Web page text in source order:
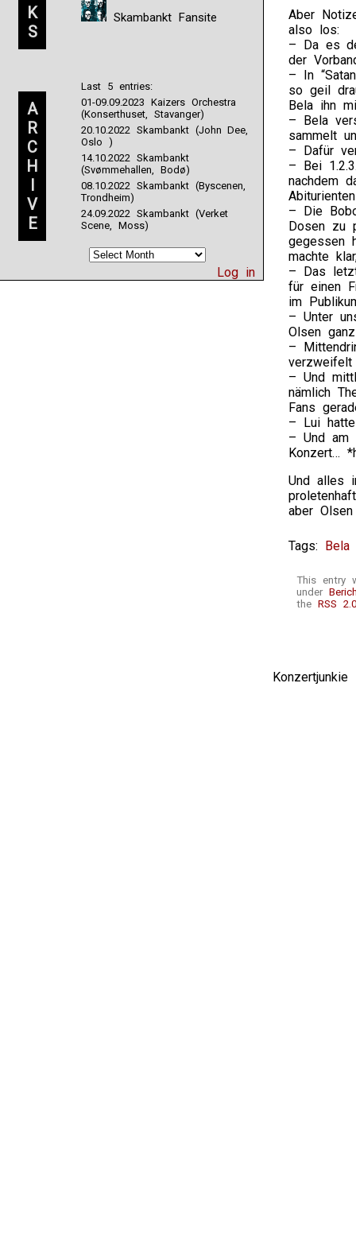
K
S
Skambankt Fansite
A
R
C
H
I
V
E
Last 5 entries:
01-09.09.2023 Kaizers Orchestra
(Konserthuset, Stavanger)
20.10.2022 Skambankt (John Dee,
Oslo )
14.10.2022 Skambankt
(Svømmehallen, Bodø)
08.10.2022 Skambankt (Byscenen,
Trondheim)
24.09.2022 Skambankt (Verket
Scene, Moss)
Log in
Aber
also los:
– Da es
der
– In
so geil
Bela ihn
– Bela
sammelt
– Dafür
– Bei
nachdem
– Die
Dosen zu
gegessen
machte
– Das
für einen
im
– Unter
Olsen
–
– Und
nämlich
Fans
– Lui hatte
– Und am
Konzert…
Und alles
aber
Tags: Bela
This entry
under
the RSS 2.0